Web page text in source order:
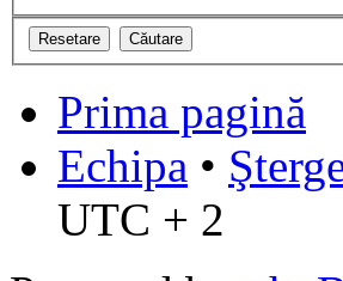
Prima pagină
Echipa •
UTC + 2